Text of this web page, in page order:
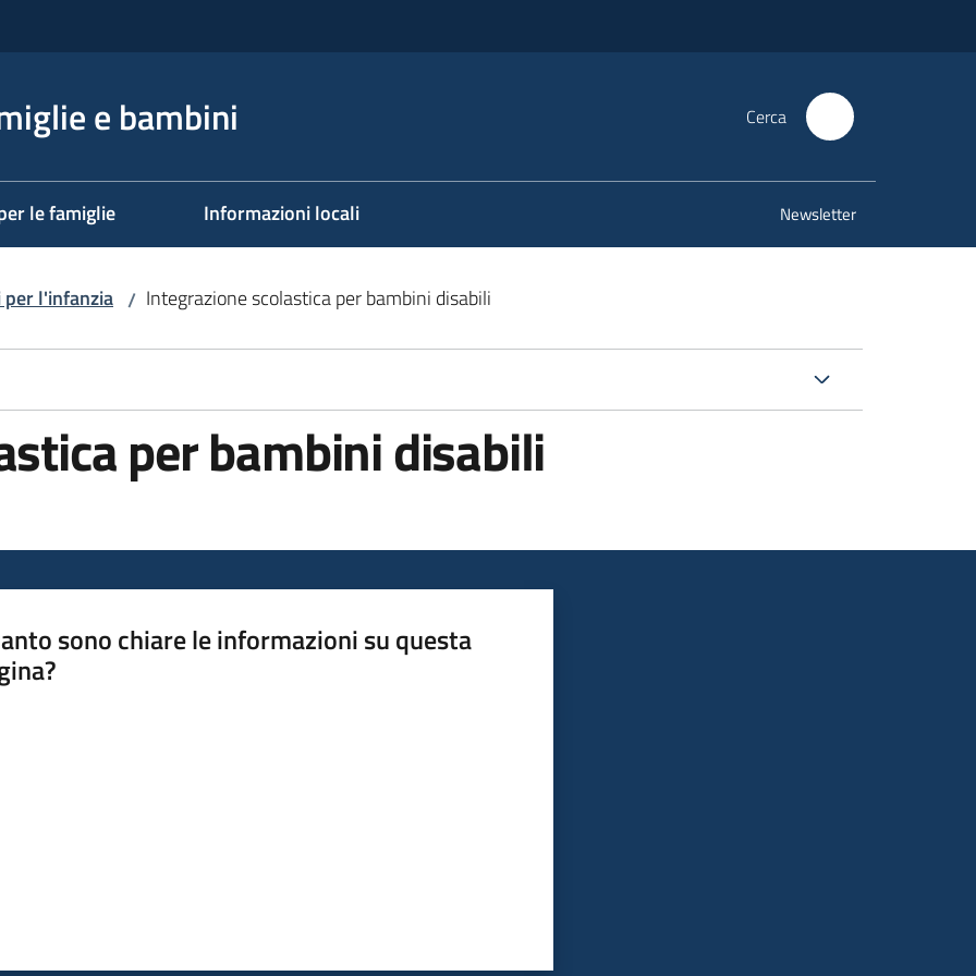
e bambini Cerca
le famiglie Informazioni locali Newsletter
per l'infanzia / Integrazione scolastica per bambini disabili
per bambini disabili
sono chiare le informazioni su questa